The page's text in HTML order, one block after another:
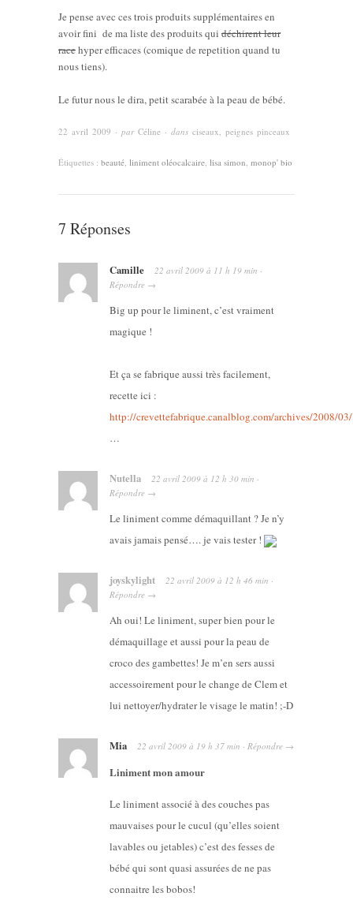
Je pense avec ces trois produits supplémentaires en
avoir fini de ma liste des produits qui déchirent leur
racehyper efficaces (comique de repetition quand tu
nous tiens).
Le futur nous le dira, petit scarabée à la peau de bébé.
22 avril 2009 · par Céline · dans ciseaux, peignes pinceaux
Étiquettes : beauté liniment oléocalcaire lisa simon monop' bio
7 Réponses
Camille 22 avril 2009 à 11 h 19 min ·
Répondre →
Big up pour le liminent, c’est vraiment
magique !
Et ça se fabrique aussi très facilement,
recette ici :
http://crevettefabrique.canalblog.com/archives/2008/
…
Nutella 22 avril 2009 à 12 h 30 min ·
Répondre →
Le liniment comme démaquillant ? Je n’y
avais jamais pensé…. je vais tester !
joyskylight 22 avril 2009 à 12 h 46 min ·
Répondre →
Ah oui! Le liniment, super bien pour le
démaquillage et aussi pour la peau de
croco des gambettes! Je m’en sers aussi
accessoirement pour le change de Clem et
lui nettoyer/hydrater le visage le matin! ;-D
Mia 22 avril 2009 à 19 h 37 min · Répondre →
Liniment mon amour
Le liniment associé à des couches pas
mauvaises pour le cucul (qu’elles soient
lavables ou jetables) c’est des fesses de
bébé qui sont quasi assurées de ne pas
connaitre les bobos!